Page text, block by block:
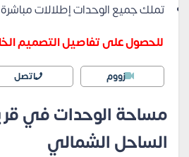
تملك جميع الوحدات إطلالات مباشرة
للحصول على تفاصيل التصميم
زووم اتصل
مساحة الوحدات في
الساحل الشمالي